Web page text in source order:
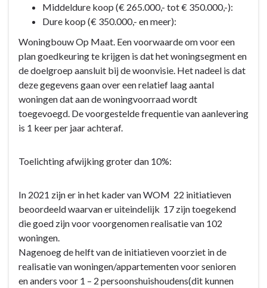
Middeldure koop (€ 265.000,- tot € 350.000,-):
Dure koop (€ 350.000,- en meer):
Woningbouw Op Maat. Een voorwaarde om voor een
plan goedkeuring te krijgen is dat het woningsegment en
de doelgroep aansluit bij de woonvisie. Het nadeel is dat
deze gegevens gaan over een relatief laag aantal
woningen dat aan de woningvoorraad wordt
toegevoegd. De voorgestelde frequentie van aanlevering
is 1 keer per jaar achteraf.
Toelichting afwijking groter dan 10%:
In 2021 zijn er in het kader van WOM 22 initiatieven
beoordeeld waarvan er uiteindelijk 17 zijn toegekend
die goed zijn voor voorgenomen realisatie van 102
woningen.
Nagenoeg de helft van de initiatieven voorziet in de
realisatie van woningen/appartementen voor senioren
en anders voor 1 – 2 persoonshuishoudens(dit kunnen